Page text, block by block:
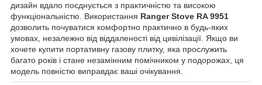
дизайн вдало поєднується з практичністю та високою
функціональністю. Використання Ranger Stove RA 9951
дозволить почуватися комфортно практично в будь-яких
умовах, незалежно від віддаленості від цивілізації. Якщо ви
хочете купити портативну газову плитку, яка прослужить
багато років і стане незамінним помічником у подорожах, ця
модель повністю виправдає ваші очікування.